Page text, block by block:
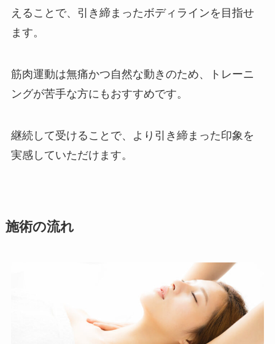
えることで、引き締まったボディラインを目指せ
ます。
筋肉運動は無痛かつ自然な動きのため、トレーニ
ングが苦手な方にもおすすめです。
継続して受けることで、より引き締まった印象を
実感していただけます。
施術の流れ